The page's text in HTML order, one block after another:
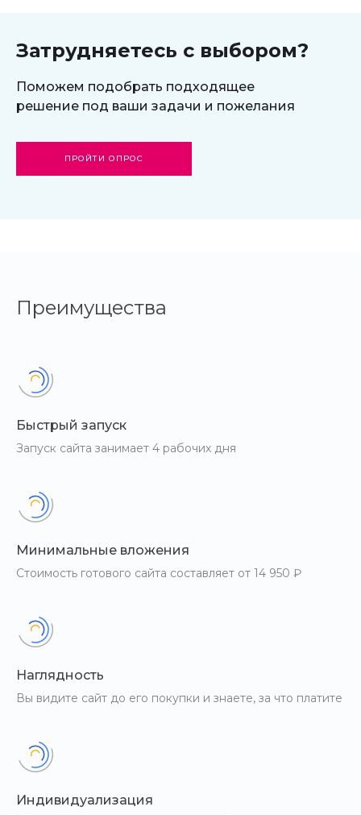
Затрудняетесь с выбором?
Поможем подобрать подходящее
решение под ваши задачи и пожелания
ПРОЙТИ ОПРОС
Преимущества
Быстрый запуск
Запуск сайта занимает 4 рабочих дня
Минимальные вложения
Стоимость готового сайта составляет от 14 950 ₽
Наглядность
Вы видите сайт до его покупки и знаете, за что платите
Индивидуализация